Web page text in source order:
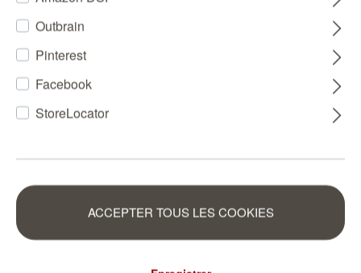
Outbrain
Pinterest
Facebook
StoreLocator
ACCEPTER TOUS LES COOKIES